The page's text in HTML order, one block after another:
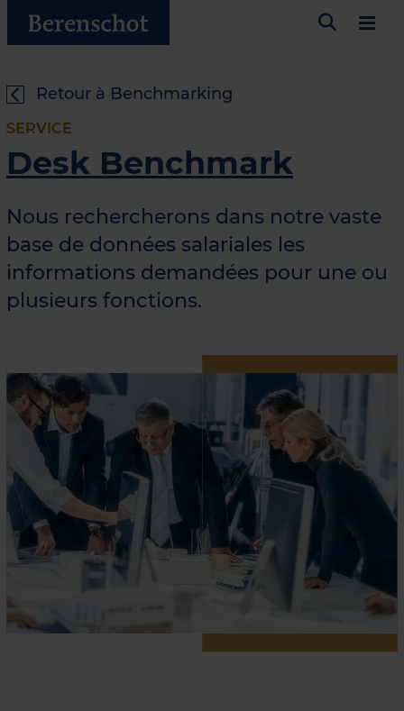
Retour à Benchmarking
SERVICE
Desk Benchmark
Nous rechercherons dans notre vaste
base de données salariales les
informations demandées pour une ou
plusieurs fonctions.